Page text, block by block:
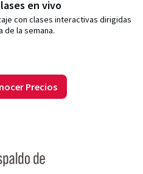
en vivo
con clases interactivas dirigidas
de la semana.
Precios